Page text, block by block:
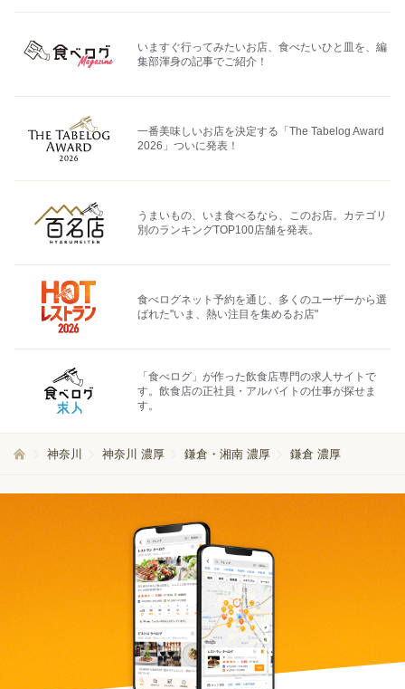
いますぐ行ってみたいお店、食べたいひと皿を、編
集部渾身の記事でご紹介！
一番美味しいお店を決定する「The Tabelog Award
2026」ついに発表！
うまいもの、いま食べるなら、このお店。カテゴリ
別のランキングTOP100店舗を発表。
食べログネット予約を通じ、多くのユーザーから選
ばれた"いま、熱い注目を集めるお店"
「食べログ」が作った飲食店専門の求人サイトで
す。飲食店の正社員・アルバイトの仕事が探せま
す。
神奈川 神奈川 濃厚 鎌倉・湘南 濃厚 鎌倉 濃厚